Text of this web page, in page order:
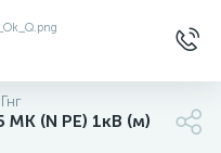
МК (N PE) 1кВ (м)